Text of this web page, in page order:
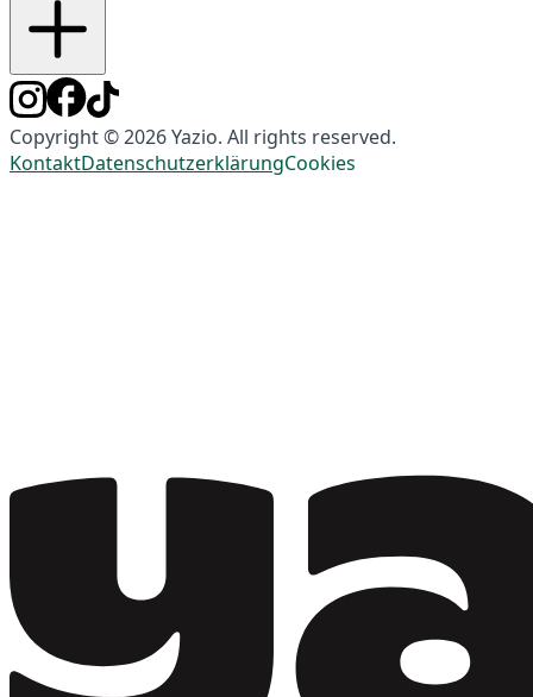
Copyright © 2026 Yazio. All rights reserved.
KontaktDatenschutzerklärungCookies